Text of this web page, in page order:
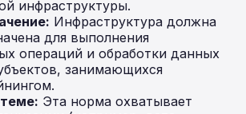
инфраструктуры.
Инфраструктура должна
для выполнения
операций и обработки данных
занимающихся
Эта норма охватывает